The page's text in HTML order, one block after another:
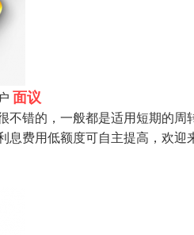
面议
错的，一般都是适用短期的
费用低额度可自主提高，欢